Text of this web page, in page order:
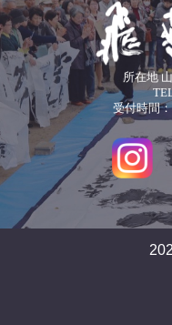
所在地
受付時間